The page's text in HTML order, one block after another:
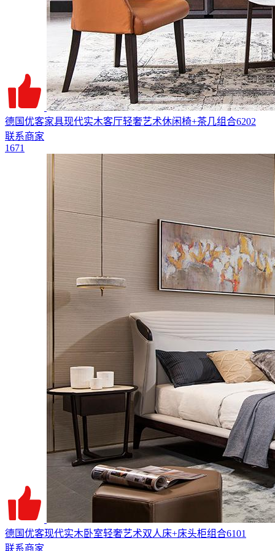
德国优客家具现代实木客厅轻奢艺术休闲椅+茶几组合6202
联系商家
1671
德国优客现代实木卧室轻奢艺术双人床+床头柜组合6101
联系商家